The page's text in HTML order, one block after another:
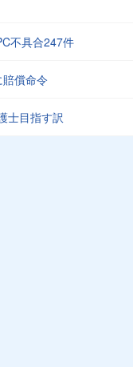
不具合247件
償命令
士目指す訳